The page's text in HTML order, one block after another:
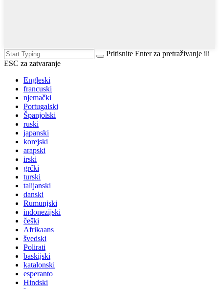
Pritisnite Enter za pretraživanje ili
ESC za zatvaranje
Engleski
francuski
njemački
Portugalski
Španjolski
ruski
japanski
korejski
arapski
irski
grčki
turski
talijanski
danski
Rumunjski
indonezijski
češki
Afrikaans
švedski
Polirati
baskijski
katalonski
esperanto
Hindski